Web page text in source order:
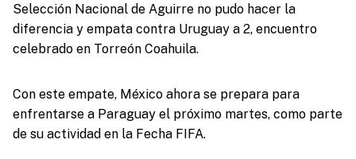
Selección Nacional de Aguirre no pudo hacer la
diferencia y empata contra Uruguay a 2, encuentro
celebrado en Torreón Coahuila.
Con este empate, México ahora se prepara para
enfrentarse a Paraguay el próximo martes, como parte
de su actividad en la Fecha FIFA.